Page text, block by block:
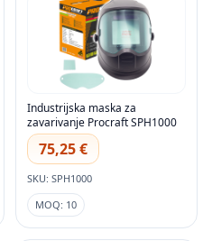
Industrijska maska za
zavarivanje Procraft SPH1000
75,25 €
SKU: SPH1000
MOQ: 10